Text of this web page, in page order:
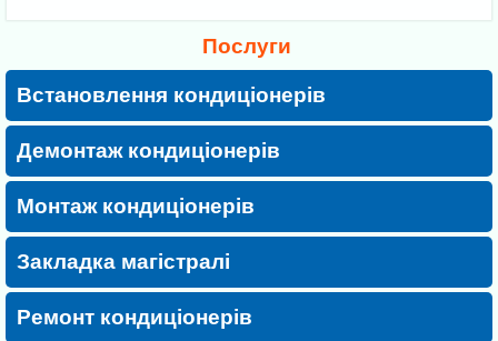
Послуги
Встановлення кондиціонерів
Демонтаж кондиціонерів
Монтаж кондиціонерів
Закладка магістралі
Ремонт кондиціонерів